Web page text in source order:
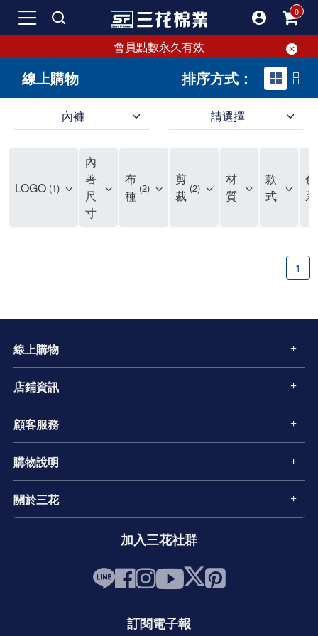
會員點數永久有效
線上購物 排序方式：
內褲 請選擇
LOGO 1
內
著
尺
寸
布
種 2
剪
裁 2
材
質
款
式
色
系
1
線上購物
店鋪資訊
顧客服務
購物說明
關於三花
加入三花社群
訂閱電子報